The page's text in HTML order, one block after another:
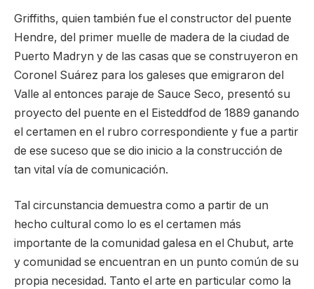
Griffiths, quien también fue el constructor del puente
Hendre, del primer muelle de madera de la ciudad de
Puerto Madryn y de las casas que se construyeron en
Coronel Suárez para los galeses que emigraron del
Valle al entonces paraje de Sauce Seco, presentó su
proyecto del puente en el Eisteddfod de 1889 ganando
el certamen en el rubro correspondiente y fue a partir
de ese suceso que se dio inicio a la construcción de
tan vital vía de comunicación.
Tal circunstancia demuestra como a partir de un
hecho cultural como lo es el certamen más
importante de la comunidad galesa en el Chubut, arte
y comunidad se encuentran en un punto común de su
propia necesidad. Tanto el arte en particular como la